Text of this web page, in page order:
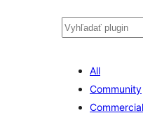
Hľadať
All
Community
Commercial